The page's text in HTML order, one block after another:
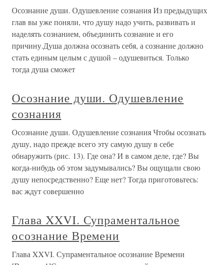
Осознание души. Одушевление сознания Из предыдущих
глав вы уже поняли, что душу надо учить, развивать и
наделять сознанием, объединить сознание и его
причину.Душа должна осознать себя, а сознание должно
стать единым целым с душой – одушевиться. Только
тогда душа сможет
Осознание души. Одушевление
сознания
Осознание души. Одушевление сознания Чтобы осознать
душу, надо прежде всего эту самую душу в себе
обнаружить (рис. 13). Где она? И в самом деле, где? Вы
когда-нибудь об этом задумывались? Вы ощущали свою
душу непосредственно? Еще нет? Тогда приготовьтесь:
вас ждут совершенно
Глава XXVI. Супраментальное
осознание Времени
Глава XXVI. Супраментальное осознание Времени